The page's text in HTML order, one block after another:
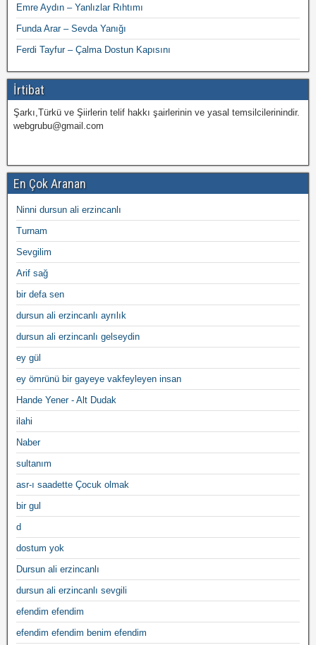
Emre Aydın – Yanlızlar Rıhtımı
Funda Arar – Sevda Yanığı
Ferdi Tayfur – Çalma Dostun Kapısını
İrtibat
Şarkı,Türkü ve Şiirlerin telif hakkı şairlerinin ve yasal temsilcilerinindir.
webgrubu@gmail.com
En Çok Aranan
Ninni dursun ali erzincanlı
Turnam
Sevgilim
Arif sağ
bir defa sen
dursun ali erzincanlı ayrılık
dursun ali erzincanlı gelseydin
ey gül
ey ömrünü bir gayeye vakfeyleyen insan
Hande Yener - Alt Dudak
ilahi
Naber
sultanım
asr-ı saadette Çocuk olmak
bir gul
d
dostum yok
Dursun ali erzincanlı
dursun ali erzincanlı sevgili
efendim efendim
efendim efendim benim efendim